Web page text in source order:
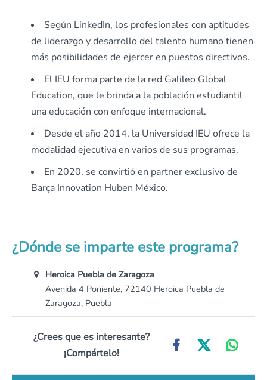
Según LinkedIn, los profesionales con aptitudes
de liderazgo y desarrollo del talento humano tienen
más posibilidades de ejercer en puestos directivos.
El IEU forma parte de la red Galileo Global
Education, que le brinda a la población estudiantil
una educación con enfoque internacional.
Desde el año 2014, la Universidad IEU ofrece la
modalidad ejecutiva en varios de sus programas.
En 2020, se convirtió en partner exclusivo de
Barça Innovation Huben México.
¿Dónde se imparte este programa?
Heroica Puebla de Zaragoza
Avenida 4 Poniente, 72140 Heroica Puebla de
Zaragoza, Puebla
¿Crees que es interesante?
¡Compártelo!